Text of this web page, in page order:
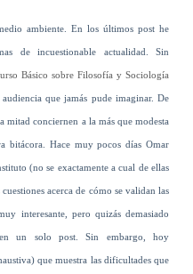
ambiente. En los últimos post he
de incuestionable actualidad. Sin
Básico sobre Filosofía y Sociología
que jamás pude imaginar. De
mitad conciernen a la más que modesta
bitácora. Hace muy pocos días Omar
(no se exactamente a cual de ellas
acerca de cómo se validan las
interesante, pero quizás demasiado
un solo post. Sin embargo, hoy
que muestra las dificultades que